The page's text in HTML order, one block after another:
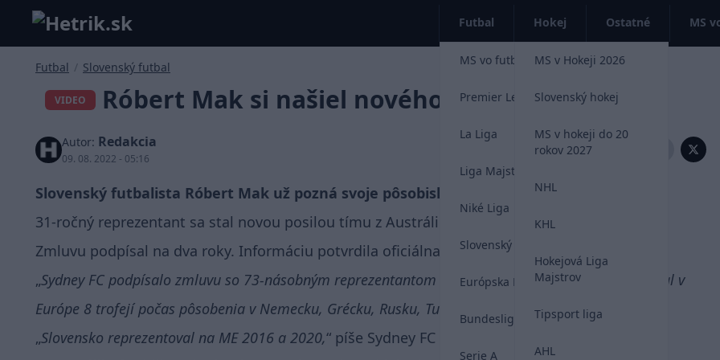
Futbal
MS vo futbale 2026
Premier League
La Liga
Liga Majstrov
Niké Liga
Slovenský futbal
Európska Liga
Bundesliga
Serie A
Hokej
MS v Hokeji 2026
Slovenský hokej
MS v hokeji do 20
rokov 2027
NHL
KHL
Hokejová Liga
Majstrov
Tipsport liga
AHL
Ostatné MS
Futbal / Slovenský futbal
VIDEO Róbert Mak si našiel nového zamestnávateľa
Autor: Redakcia
09. 08. 2022 - 05:16
Zdieľať:
Slovenský futbalista Róbert Mak už pozná svoje pôsobisko v sezóne 2022/23.
31-ročný reprezentant sa stal novou posilou tímu z Austrálie
Sydney FC
Zmluvu podpísal na dva roky. Informáciu potvrdila oficiálna klubová stránka.
Sydney FC podpísalo zmluvu so 73-násobným reprezentantom Slovenska. 31-ročný futbalista vyhral v
Európe 8 trofejí počas pôsobenia v Nemecku, Grécku, Rusku, Turecku a naposledy v Maďarsku.
Slovensko reprezentoval na ME 2016 a 2020,
píše Sydney FC na svojom webe.